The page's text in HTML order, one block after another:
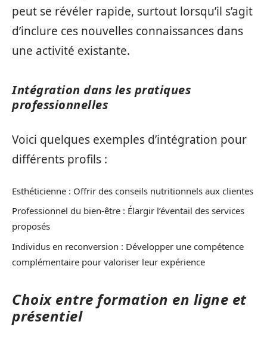
peut se révéler rapide, surtout lorsqu’il s’agit
d’inclure ces nouvelles connaissances dans
une activité existante.
Intégration dans les pratiques
professionnelles
Voici quelques exemples d’intégration pour
différents profils :
Esthéticienne : Offrir des conseils nutritionnels aux clientes
Professionnel du bien-être : Élargir l’éventail des services
proposés
Individus en reconversion : Développer une compétence
complémentaire pour valoriser leur expérience
Choix entre formation en ligne et
présentiel